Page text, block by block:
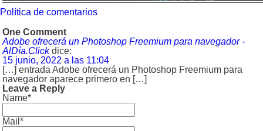
Política de comentarios
One Comment
Adobe ofrecerá un Photoshop Freemium para navegador -
AlDía.Click dice:
15 junio, 2022 a las 11:04
[…] entrada Adobe ofrecerá un Photoshop Freemium para
navegador aparece primero en […]
Leave a Reply
Name*
Mail*